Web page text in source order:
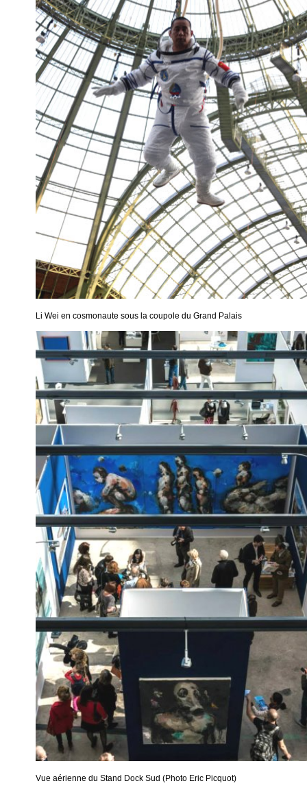
Li Wei en cosmonaute sous la coupole du Grand Palais
Vue aérienne du Stand Dock Sud (Photo Eric Picquot)